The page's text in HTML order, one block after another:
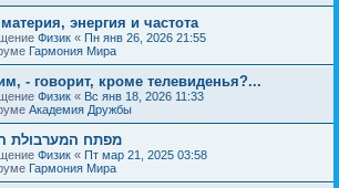
энергия и частота
Физик « Пн янв 26, 2026 21:55
Гармония Мира
- говорит, кроме телевиденья?...
Физик « Вс янв 18, 2026 11:33
Академия Дружбы
מפתח המערבולת
Физик « Пт мар 21, 2025 03:58
Гармония Мира